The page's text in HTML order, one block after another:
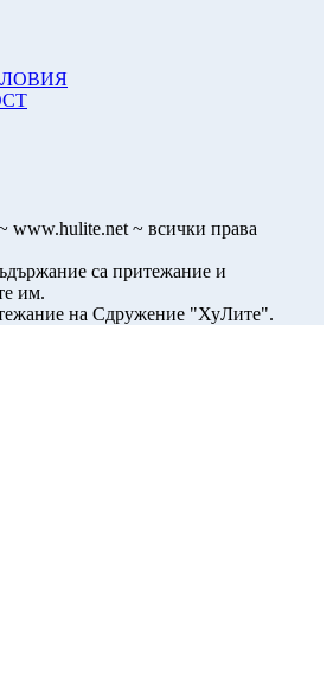
www.hulite.net ~ всички права
са притежание и
им.
на Сдружение "ХуЛите".